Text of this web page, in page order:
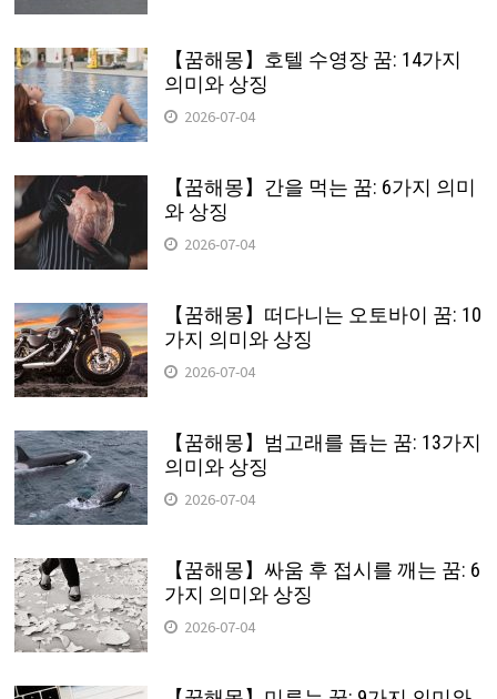
【꿈해몽】호텔 수영장 꿈: 14가지
의미와 상징
2026-07-04
【꿈해몽】간을 먹는 꿈: 6가지 의미
와 상징
2026-07-04
【꿈해몽】떠다니는 오토바이 꿈: 10
가지 의미와 상징
2026-07-04
【꿈해몽】범고래를 돕는 꿈: 13가지
의미와 상징
2026-07-04
【꿈해몽】싸움 후 접시를 깨는 꿈: 6
가지 의미와 상징
2026-07-04